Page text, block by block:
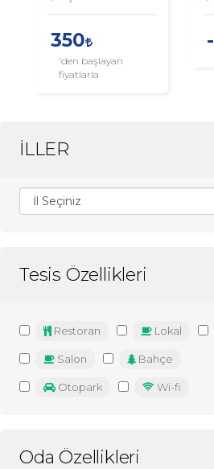
350
'den başlayan
fiyatlarla
-
İLLER
Tesis Özellikleri
Restoran Lokal
Salon Bahçe
Otopark Wi-fi
Oda Özellikleri